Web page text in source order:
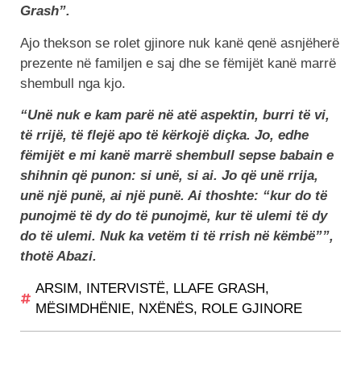
Grash”.
Ajo thekson se rolet gjinore nuk kanë qenë asnjëherë
prezente në familjen e saj dhe se fëmijët kanë marrë
shembull nga kjo.
“Unë nuk e kam parë në atë aspektin, burri të vi,
të rrijë, të flejë apo të kërkojë diçka. Jo, edhe
fëmijët e mi kanë marrë shembull sepse babain e
shihnin që punon: si unë, si ai. Jo që unë rrija,
unë një punë, ai një punë. Ai thoshte: “kur do të
punojmë të dy do të punojmë, kur të ulemi të dy
do të ulemi. Nuk ka vetëm ti të rrish në këmbë””,
thotë Abazi.
ARSIM, INTERVISTË, LLAFE GRASH,
MËSIMDHËNIE, NXËNËS, ROLE GJINORE